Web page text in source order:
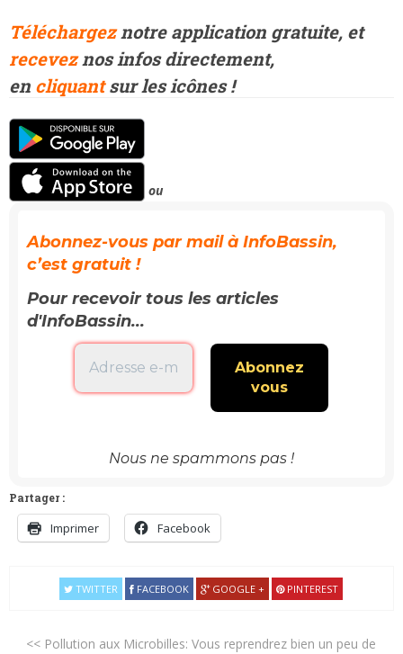
Téléchargeznotre application gratuite, et
receveznos infos directement,
en cliquant sur les icônes !
ou
Abonnez-vous par mail à InfoBassin,
c’est gratuit !
Pour recevoir tous les articles
d'InfoBassin...
Nous ne spammons pas !
Partager :
Imprimer Facebook
TWITTER FACEBOOK GOOGLE + PINTEREST
<< Pollution aux Microbilles: Vous reprendrez bien un peu de